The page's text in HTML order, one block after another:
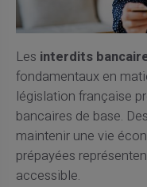
Les interdits
fondamentaux en
législation française
bancaires de base.
maintenir une vie
prépayées
accessible.